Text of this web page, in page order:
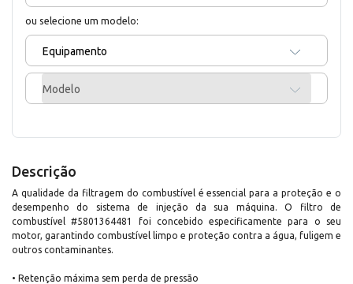
ou selecione um modelo:
Equipamento
Modelo
Descrição
A qualidade da filtragem do combustível é essencial para a proteção e o
desempenho do sistema de injeção da sua máquina. O filtro de
combustível #5801364481 foi concebido especificamente para o seu
motor, garantindo combustível limpo e proteção contra a água, fuligem e
outros contaminantes.
• Retenção máxima sem perda de pressão